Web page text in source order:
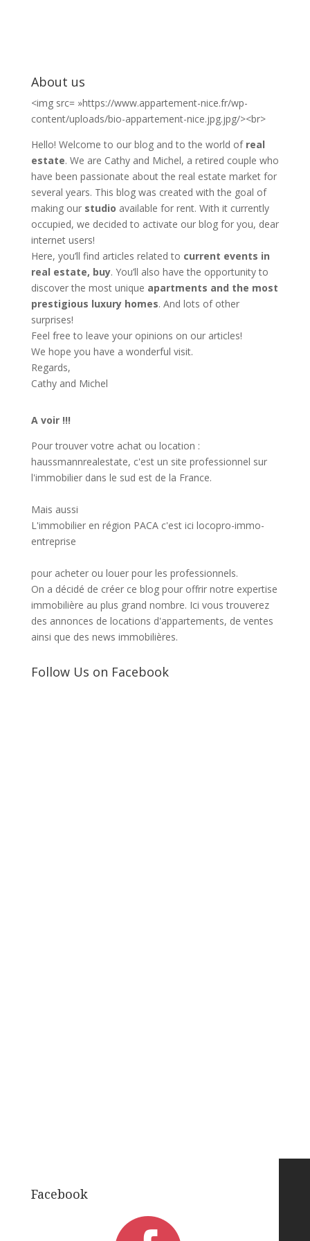
About us
<img src= »https://www.appartement-nice.fr/wp-
content/uploads/bio-appartement-nice.jpg.jpg/><br>
Hello! Welcome to our blog and to the world of real
estate. We are Cathy and Michel, a retired couple who
have been passionate about the real estate market for
several years. This blog was created with the goal of
making our studio available for rent. With it currently
occupied, we decided to activate our blog for you, dear
internet users!
Here, you’ll find articles related to current events in
real estate, buy. You’ll also have the opportunity to
discover the most unique apartments and the most
prestigious luxury homes. And lots of other
surprises!
Feel free to leave your opinions on our articles!
We hope you have a wonderful visit.
Regards,
Cathy and Michel
A voir !!!
Pour trouver votre achat ou location :
haussmannrealestate, c'est un site professionnel sur
l'immobilier dans le sud est de la France.
Mais aussi
L'immobilier en région PACA c'est ici locopro-immo-
entreprise
pour acheter ou louer pour les professionnels.
On a décidé de créer ce blog pour offrir notre expertise
immobilière au plus grand nombre. Ici vous trouverez
des annonces de locations d'appartements, de ventes
ainsi que des news immobilières.
Follow Us on Facebook
Facebook